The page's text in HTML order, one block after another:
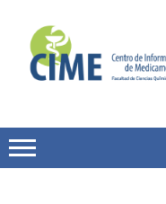
content